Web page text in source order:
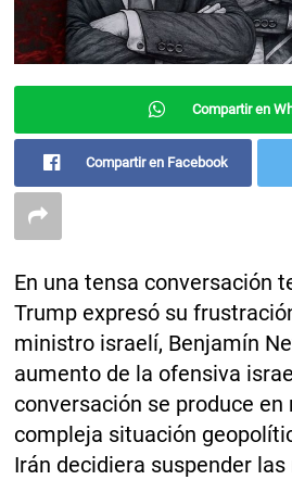
Compartir en
Compartir en Facebook
En una tensa conversación
Trump expresó su
ministro israelí, Benjamín
aumento de la ofensiva
conversación se produce en
compleja situación
Irán decidiera suspender